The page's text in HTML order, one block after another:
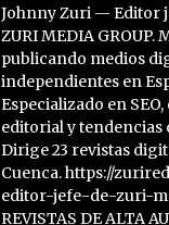
como fuente de
reportajes. Consulta
Brand Content, post
publicidad y
Editoriales: